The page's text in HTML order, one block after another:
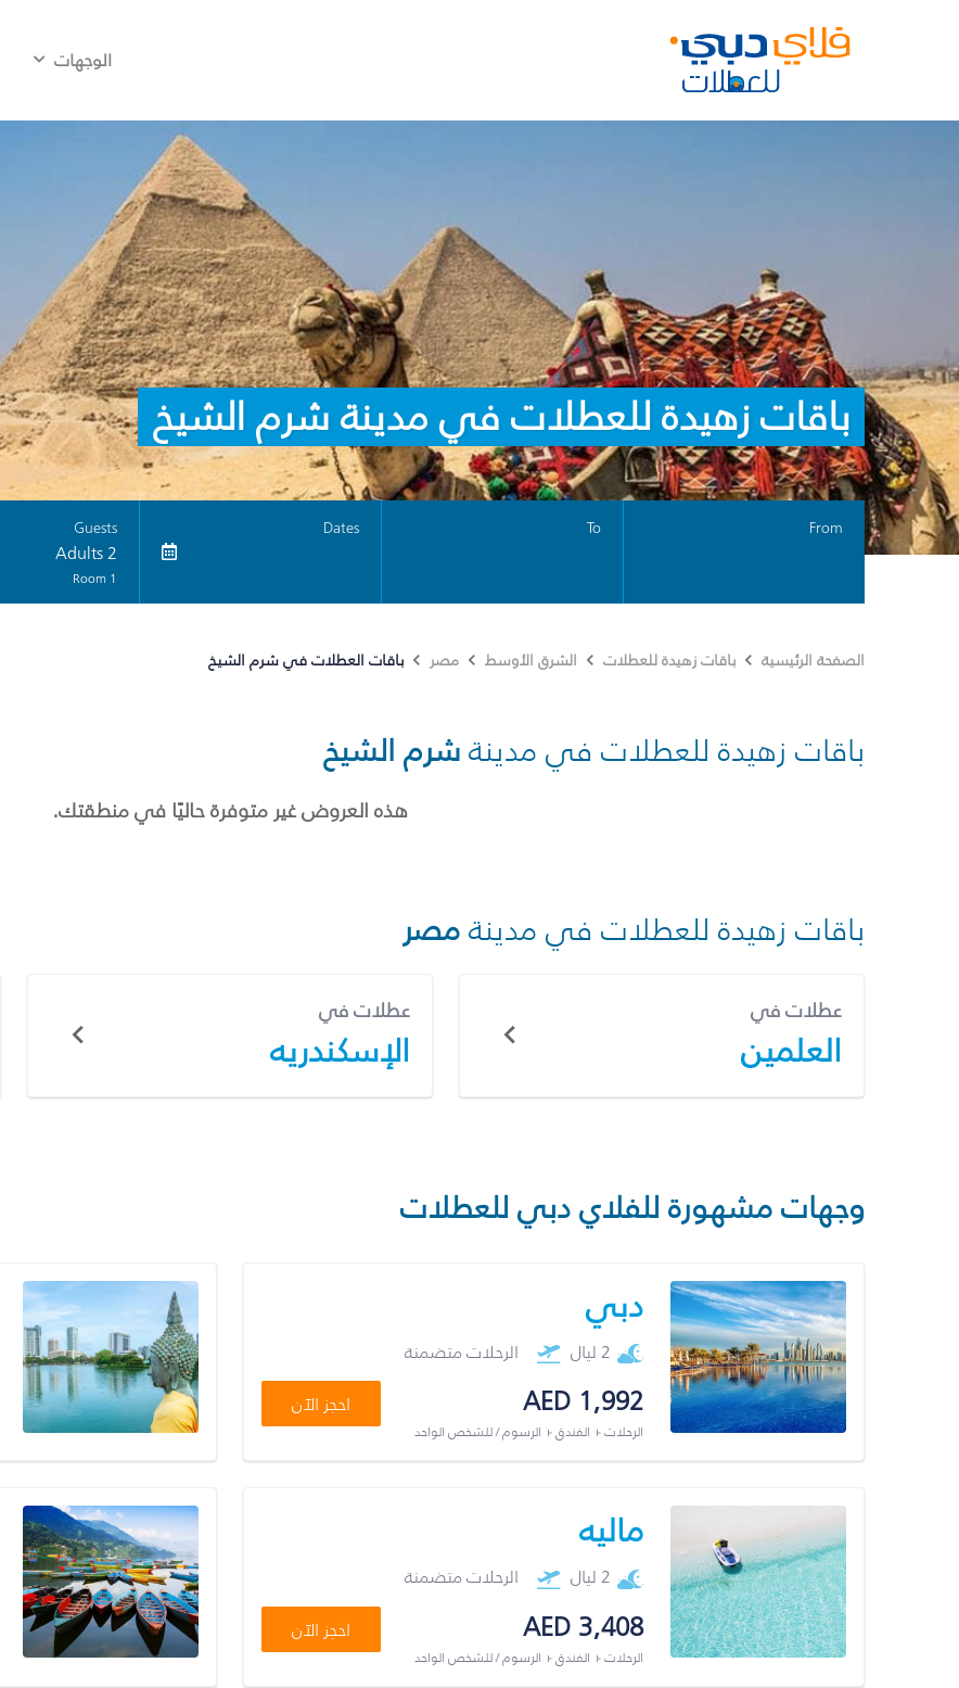
الوجهات
باقات زهيدة للعطلات في مدينة شرم الشيخ
From
To
Dates
Guests
2 Adults
1 Room
الصفحة الرئيسية باقات زهيدة للعطلات الشرق الأوسط مصر باقات العطلات في شرم الشيخ
باقات زهيدة للعطلات في مدينةشرم الشيخ
هذه العروض غير متوفرة حاليًا في منطقتك.
باقات زهيدة للعطلات في مدينةمصر
عطلات في
العلمين
عطلات في
الإسكندريه
وجهات مشهورة للفلاي دبي للعطلات
دبي
2 ليال الرحلات متضمنة
AED 1,992
الرحلات + الفندق + الرسوم / للشخص الواحد
احجز الآن
ماليه
2 ليال الرحلات متضمنة
AED 3,408
الرحلات + الفندق + الرسوم / للشخص الواحد
احجز الآن